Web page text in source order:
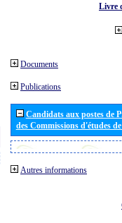
Livre
Documents
Publications
Candidats aux postes de
des Commissions d'études
Autres informations